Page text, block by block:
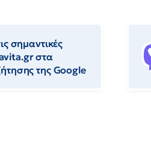
σημαντικές
στα
της Google